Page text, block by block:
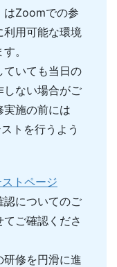
はZoomでの参
利用可能な環境
。
ていても当日の
しない場合がご
実施の前には
トを行うよう
トページ
認についてのご
ご確認くださ
修を円滑に進